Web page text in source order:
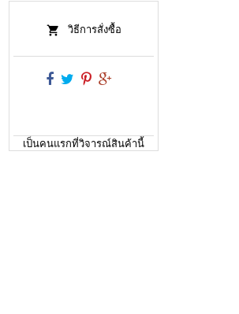
วิธีการสั่งซื้อ
เป็นคนแรกที่วิจารณ์สินค้านี้